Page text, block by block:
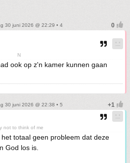
30 juni 2026 @ 22:29 • 4
N
ook op z'n kamer kunnen gaan
30 juni 2026 @ 22:38 • 5
not to think of me
het totaal geen probleem dat deze
God los is.